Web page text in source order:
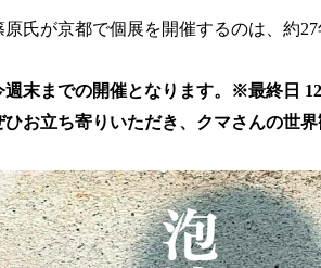
原氏が京都で個展を開催するのは、約27
週末までの開催となります。※最終日
ひお立ち寄りいただき、クマさんの世